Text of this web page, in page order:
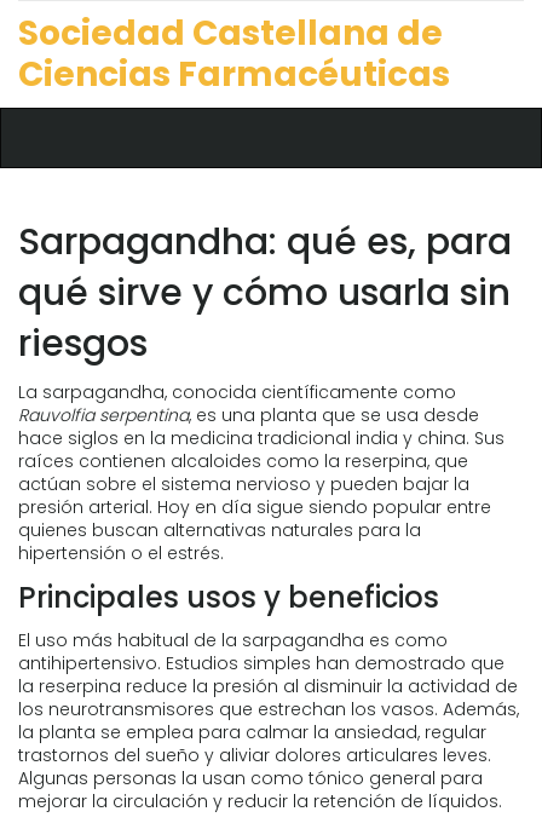
Sociedad Castellana de
Ciencias Farmacéuticas
Sarpagandha: qué es, para
qué sirve y cómo usarla sin
riesgos
La sarpagandha, conocida científicamente como
Rauvolfia serpentina, es una planta que se usa desde
hace siglos en la medicina tradicional india y china. Sus
raíces contienen alcaloides como la reserpina, que
actúan sobre el sistema nervioso y pueden bajar la
presión arterial. Hoy en día sigue siendo popular entre
quienes buscan alternativas naturales para la
hipertensión o el estrés.
Principales usos y beneficios
El uso más habitual de la sarpagandha es como
antihipertensivo. Estudios simples han demostrado que
la reserpina reduce la presión al disminuir la actividad de
los neurotransmisores que estrechan los vasos. Además,
la planta se emplea para calmar la ansiedad, regular
trastornos del sueño y aliviar dolores articulares leves.
Algunas personas la usan como tónico general para
mejorar la circulación y reducir la retención de líquidos.